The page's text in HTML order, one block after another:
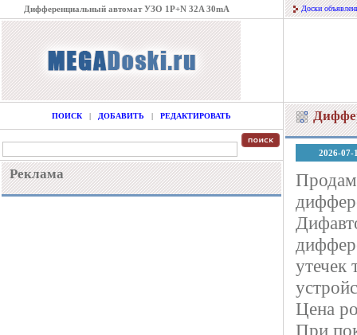
Дифференциальный автомат УЗО 1P+N 32A 30mA Доски
ПОИСК | ДОБАВИТЬ | РЕДАКТИРОВАТЬ
Реклама
2026-07-
утечек
Цена
При